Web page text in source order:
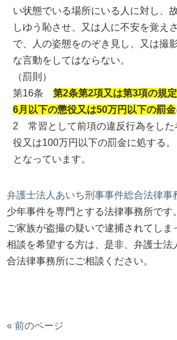
い状態でいる場所にいる人に対し、
しゆう恥させ、又は人に不安を覚え
で、人の姿態をのぞき見し、又は撮
な言動をしてはならない。
（罰則）
第16条第2条第2項又は第3項の規
6月以下の懲役又は50万円以下の罰金
2 常習として前項の違反行為をした
役又は100万円以下の罰金に処する。
となっています。
弁護士法人あいち刑事事件総合法律事
少年事件を専門とする法律事務所です。
ご家族が盗撮の疑いで逮捕されてしま
相談を希望する方は、是非、弁護士法
合法律事務所にご相談ください。
« 前のページ